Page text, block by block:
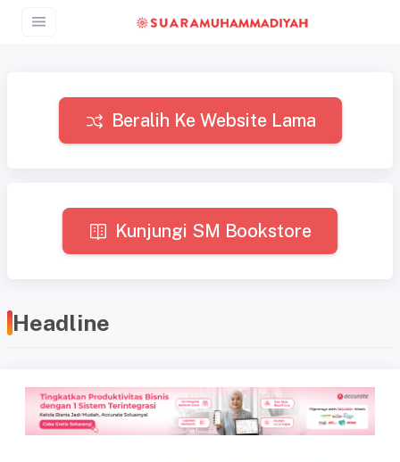
Beralih Ke Website Lama
Kunjungi SM Bookstore
Headline